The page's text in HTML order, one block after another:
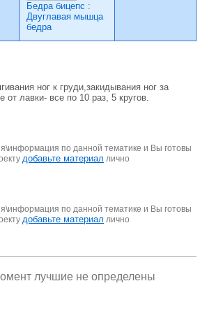
Бедра бицепс :
Двуглавая мышца
бедра
ног к груди,закидывания ног за
лавки- все по 10 раз, 5 кругов.
по данной тематике и Вы готовы
добавьте материал лично
по данной тематике и Вы готовы
добавьте материал лично
лучшие не определены